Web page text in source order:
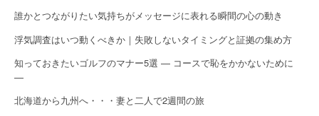
誰かとつながりたい気持ちがメッセージに表れる瞬間の心の動き
浮気調査はいつ動くべきか｜失敗しないタイミングと証拠の集め方
知っておきたいゴルフのマナー5選 — コースで恥をかかないために
—
北海道から九州へ・・・妻と二人で2週間の旅